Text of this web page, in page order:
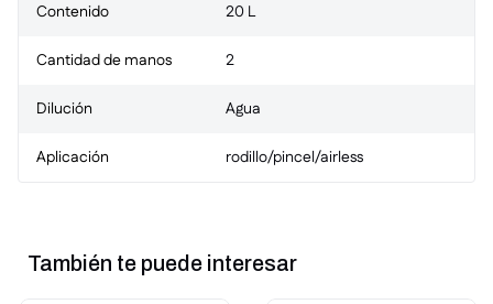
Contenido 20 L
Cantidad de manos 2
Dilución Agua
Aplicación rodillo/pincel/airless
También te puede interesar